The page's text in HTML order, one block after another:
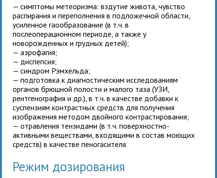
— симптомы метеоризма: вздутие живота, чувство
распирания и переполнения в подложечной области,
усиленное гаообразование (в т.ч. в
послеоперационном периоде, а также у
новорожденных и грудных детей);
— аэрофагия;
— диспепсия;
— синдром Рэмхельда;
— подготовка к диагностическим исследованиям
органов брюшной полости и малого таза (УЗИ,
рентгенография и др.), в т.ч. в качестве добавки к
суспензиям контрастных средств для получения
изображения методом двойного контрастирования;
— отравления тензидами (в т.ч. поверхностно-
активными веществами, входящими в состав моющих
средств) в качестве пеногасителя.
Режим дозирования